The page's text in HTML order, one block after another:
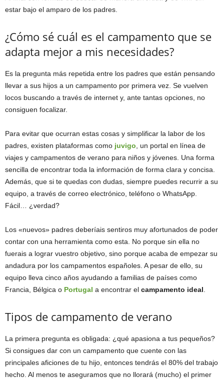
estar bajo el amparo de los padres.
¿Cómo sé cuál es el campamento que se
adapta mejor a mis necesidades?
Es la pregunta más repetida entre los padres que están pensando
llevar a sus hijos a un campamento por primera vez. Se vuelven
locos buscando a través de internet y, ante tantas opciones, no
consiguen focalizar.
Para evitar que ocurran estas cosas y simplificar la labor de los
padres, existen plataformas como juvigo , un portal en línea de
viajes y campamentos de verano para niños y jóvenes. Una forma
sencilla de encontrar toda la información de forma clara y concisa.
Además, que si te quedas con dudas, siempre puedes recurrir a su
equipo, a través de correo electrónico, teléfono o WhatsApp.
Fácil… ¿verdad?
Los «nuevos» padres deberíais sentiros muy afortunados de poder
contar con una herramienta como esta. No porque sin ella no
fuerais a lograr vuestro objetivo, sino porque acaba de empezar su
andadura por los campamentos españoles. A pesar de ello, su
equipo lleva cinco años ayudando a familias de países como
Francia, Bélgica o Portugal a encontrar el campamento ideal
Tipos de campamento de verano
La primera pregunta es obligada: ¿qué apasiona a tus pequeños?
Si consigues dar con un campamento que cuente con las
principales aficiones de tu hijo, entonces tendrás el 80% del trabajo
hecho. Al menos te aseguramos que no llorará (mucho) el primer